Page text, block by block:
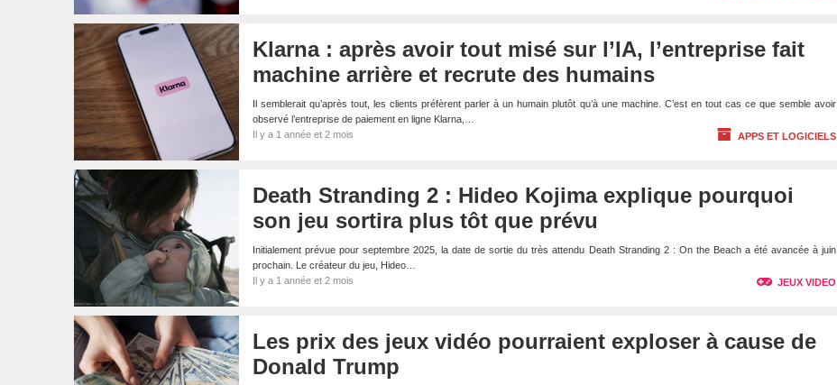
Klarna : après avoir tout misé sur l’IA, l’entreprise fait
machine arrière et recrute des humains
Il semblerait qu’après tout, les clients préfèrent parler à un humain plutôt qu’à une machine. C’est en tout cas ce que semble avoir
observé l’entreprise de paiement en ligne Klarna,…
Il y a 1 année et 2 mois
APPS ET LOGICIELS
Death Stranding 2 : Hideo Kojima explique pourquoi
son jeu sortira plus tôt que prévu
Initialement prévue pour septembre 2025, la date de sortie du très attendu Death Stranding 2 : On the Beach a été avancée à juin
prochain. Le créateur du jeu, Hideo…
Il y a 1 année et 2 mois
JEUX VIDEO
Les prix des jeux vidéo pourraient exploser à cause de
Donald Trump